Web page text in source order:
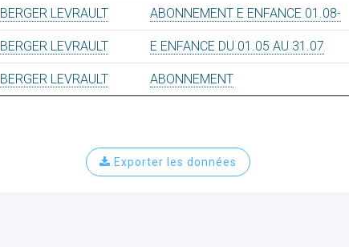
BERGER LEVRAULT ABONNEMENT E ENFANCE 01.08-
BERGER LEVRAULT E ENFANCE DU 01.05 AU 31.07
BERGER LEVRAULT ABONNEMENT
Exporter les données